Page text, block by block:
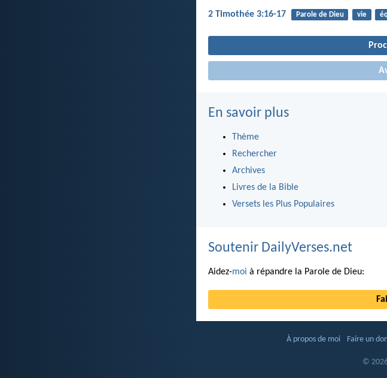
2 Timothée 3:16-17 Parole de Dieu vie
En savoir plus
Thème
Rechercher
Archives
Livres de la Bible
Versets les Plus Populaires
Soutenir DailyVerses.net
Aidez-moi à répandre la Parole de Dieu:
À propos de moi Faire un
©